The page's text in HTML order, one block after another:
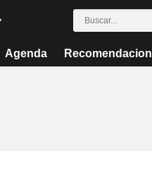
Agenda